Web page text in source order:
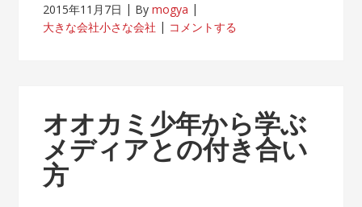
が
客
先
常
駐
2015年11月7日 Bymogya
大きな会社小さな会社
コメントする
オオカミ少年から学ぶ
メディアとの付き合い
方